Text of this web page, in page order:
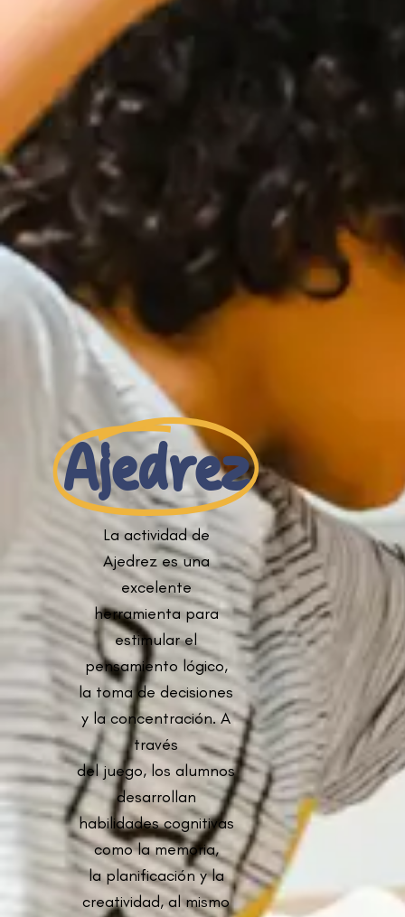
Ajedrez
La actividad de
Ajedrez es una
excelente
herramienta para
estimular el
pensamiento lógico,
la toma de decisiones
y la concentración. A
través
del juego, los alumnos
desarrollan
habilidades cognitivas
como la memoria,
la planificación y la
creatividad, al mismo